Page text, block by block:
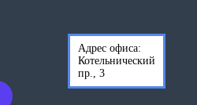
Адрес офиса:
Котельнический
пр., 3